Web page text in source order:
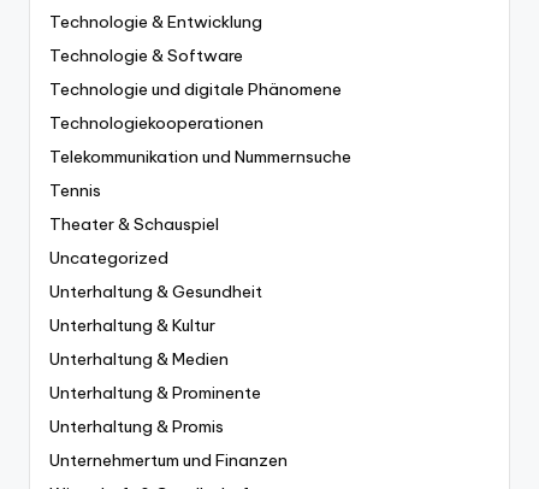
Technologie & Entwicklung
Technologie & Software
Technologie und digitale Phänomene
Technologiekooperationen
Telekommunikation und Nummernsuche
Tennis
Theater & Schauspiel
Uncategorized
Unterhaltung & Gesundheit
Unterhaltung & Kultur
Unterhaltung & Medien
Unterhaltung & Prominente
Unterhaltung & Promis
Unternehmertum und Finanzen